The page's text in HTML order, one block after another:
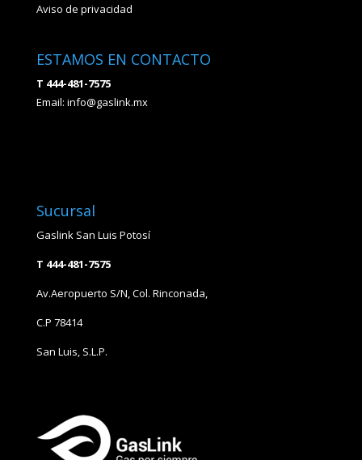
Aviso de privacidad
ESTAMOS EN CONTACTO
T 444-481-7575
Email: info@gaslink.mx
Sucursal
Gaslink San Luis Potosí
T 444-481-7575
Av.Aeropuerto S/N, Col. Rinconada,
C.P 78414
San Luis, S.L.P.